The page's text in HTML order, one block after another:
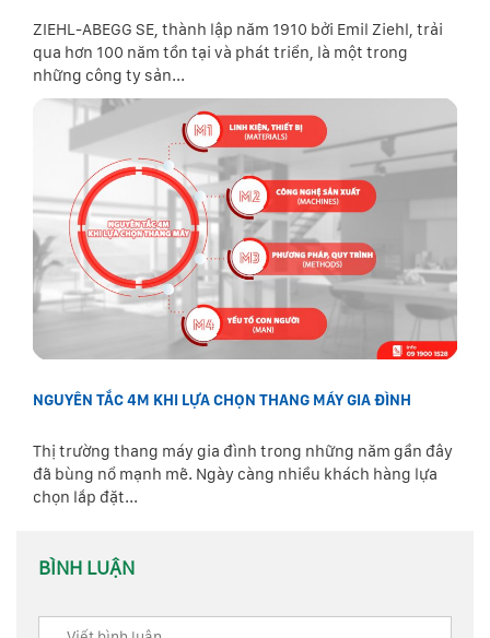
ZIEHL-ABEGG SE, thành lập năm 1910 bởi Emil Ziehl, trải
qua hơn 100 năm tồn tại và phát triển, là một trong
những công ty sản...
NGUYÊN TẮC 4M KHI LỰA CHỌN THANG MÁY GIA ĐÌNH
Thị trường thang máy gia đình trong những năm gần đây
đã bùng nổ mạnh mẽ. Ngày càng nhiều khách hàng lựa
chọn lắp đặt...
BÌNH LUẬN